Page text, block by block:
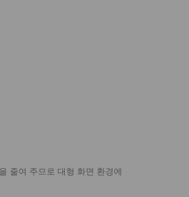
줄여 주므로 대형 화면 환경에